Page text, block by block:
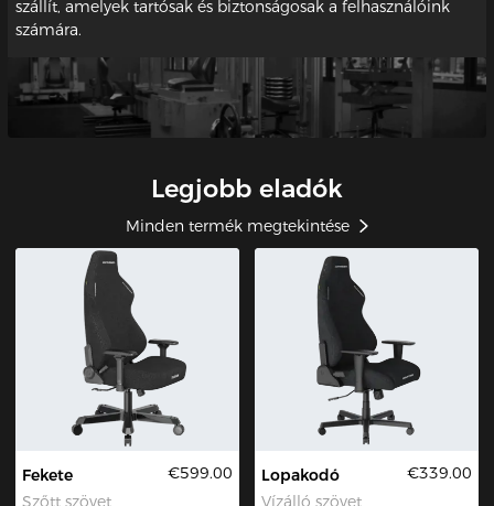
szállít, amelyek tartósak és biztonságosak a felhasználóink
számára.
Legjobb eladók
Minden termék megtekintése
Fekete
Szőtt szövet
€599.00
Lopakodó
Vízálló szövet
€339.00